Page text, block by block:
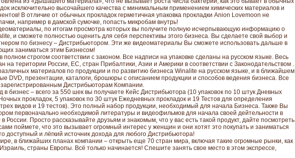
исключительно высочайшего качества с минимальным применением химических материалов и
В отличие от обычных прокладок герметичная упаковка прокладки Anion Lovemoon не
например в дамской сумочке, попасть микробам внутрь!
по итогам просмотра которых вы получите полную исчерпывающую информацию о
и сможете полностью оценить для себя перспективы этого бизнеса. Вы сделаете свой выбор и
по бизнесу – Дистрибьютором. Эти же видеоматериалы Вы сможете использовать дальше в
заниматься этим Бизнесом!
строгом соответствии с законом. Все надписи на упаковке сделаны на русском языке. Весь
на територии России, ЕС, стран Прибалтики, Азии и Америки в соответствии с Законодательством .
материалов по продукции и по развитию бизнеса Winalite на русском языке, и в ближайшем
DVD, презентации, каталоги, брошюры с описанием продукции и способов ведения бизнеса. Все
Дистрибьюторам Компании.
в бизнес – всего за 550 шек вы получаете Кейс Дистрибьютора (10 упаковок по 10 штук Дневных
прокладок, 5 упаковок по 30 штук Ежедневных прокладок и 19 Тестов для определения
видов и 19 тестов). Это полный набор продукции, необходимый для начала Бизнеса. Также Вы
первоначально необходимой литературы и видеофильмов для начала своей дейтельности в
России. Просто рассказывайте друзьям и знакомым, что у вас есть такой продукт, дайте посмотреть
поймете, что это вызывает огромный интерес у женщин и они хотят это покупать и заниматься
доступный и лёгкий источник дохода для любого Дистрибьютора!
в ближайших планах компании – открыть еще 70 стран мира, включая такие огромные рынки, как
страны Европы. Всё только начинается! Спешите занять свое место в этом экспрессе,